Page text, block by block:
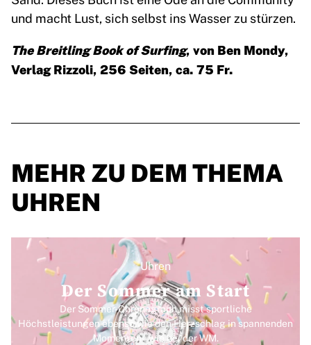
und macht Lust, sich selbst ins Wasser zu stürzen.
The Breitling Book of Surfing, von Ben Mondy,
Verlag Rizzoli, 256 Seiten, ca. 75 Fr.
MEHR ZU DEM THEMA
UHREN
Uhren
Der Sommer am Start
Der Sommer-Chronograph misst sportliche
Höchstleistungen ebenso wie den Herzschlag in spannenden
Momenten – wie bei der WM.